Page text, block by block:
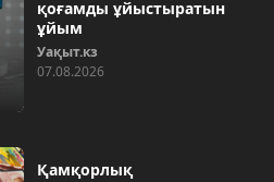
қоғамды ұйыстыратын
ұйым
Уақыт.кз
07.08.2026
Қамқорлық